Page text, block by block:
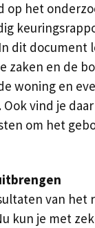
op het
dit document
zaken en de
woning en
vind je
om het
van het
kun je met